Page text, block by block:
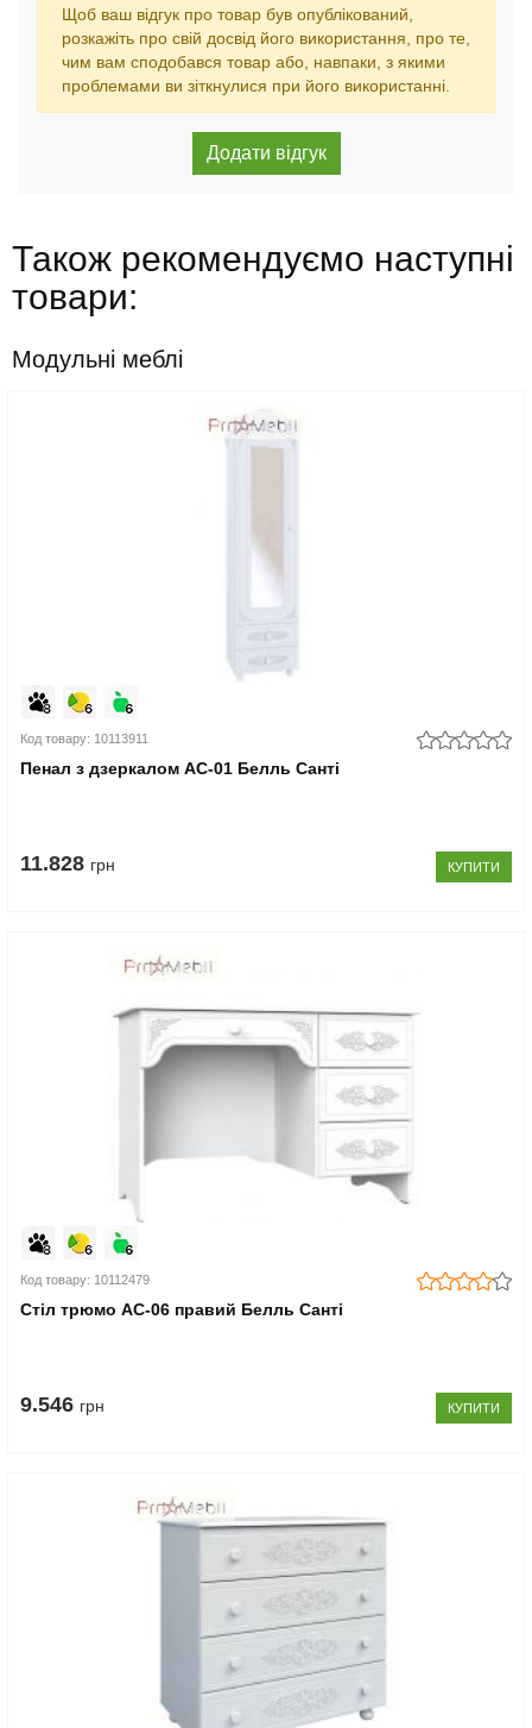
Щоб ваш відгук про товар був опублікований,
розкажіть про свій досвід його використання, про те,
чим вам сподобався товар або, навпаки, з якими
проблемами ви зіткнулися при його використанні.
Також рекомендуємо наступні
товари:
Модульні меблі
Код товару: 10113911
Пенал з дзеркалом АС-01 Белль Санті
11.828 грн КУПИТИ
Код товару: 10112479
Стіл трюмо АС-06 правий Белль Санті
9.546 грн КУПИТИ